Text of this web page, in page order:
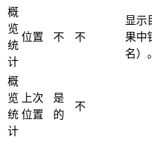
概
览
统
计
位置 不 不
显示
果中
名）。
概
览
统
计
上次
位置
是
的
不